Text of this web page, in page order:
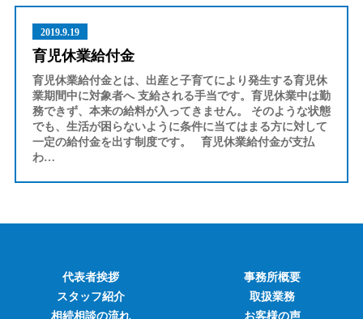
2019.9.19
育児休業給付金
育児休業給付金とは、出産と子育てにより発生する育児休
業期間中に対象者へ 支給される手当です。育児休業中は勤
務できず、本来の給料が入ってきません。 そのような状態
でも、生活が困らないように条件に当てはまる方に対して
一定の給付金を出す制度です。 育児休業給付金が支払
わ…
代表者挨拶
事務所概要
スタッフ紹介
取扱業務
相続相談の流れ
お客様の声